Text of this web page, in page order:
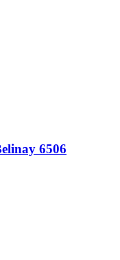
6506